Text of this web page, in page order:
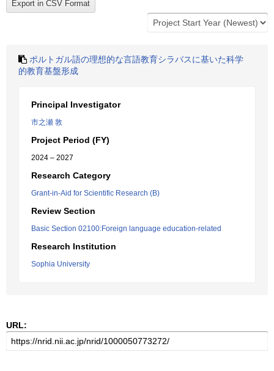
ポルトガル語の理想的な言語教育シラバスに基いた科学
的教育基盤形成
Principal Investigator
市之瀬 敦
Project Period (FY)
2024 – 2027
Research Category
Grant-in-Aid for Scientific Research (B)
Review Section
Basic Section 02100:Foreign language education-related
Research Institution
Sophia University
URL: